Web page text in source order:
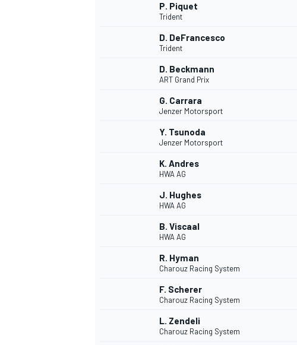
P. Piquet
Trident
D. DeFrancesco
Trident
D. Beckmann
ART Grand Prix
G. Carrara
Jenzer Motorsport
Y. Tsunoda
Jenzer Motorsport
K. Andres
HWA AG
J. Hughes
HWA AG
B. Viscaal
HWA AG
R. Hyman
Charouz Racing System
F. Scherer
Charouz Racing System
L. Zendeli
Charouz Racing System